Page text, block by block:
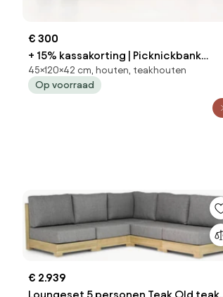
€ 300
+ 15% kassakorting | Picknickbank
ROUGH | Teakhout | 2 personen |
Tuinbank Grijs/Old Teak Greywash |
45×120×42 cm, houten, teakhouten
Op voorraad
€ 2.939
Loungeset 5 personen Teak Old teak